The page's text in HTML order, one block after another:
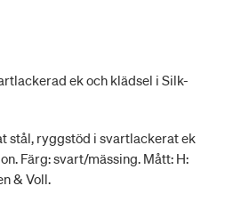
ek och klädsel i Silk-
stål, ryggstöd i svartlackerat ek
Färg: svart/mässing. Mått: H:
& Voll.